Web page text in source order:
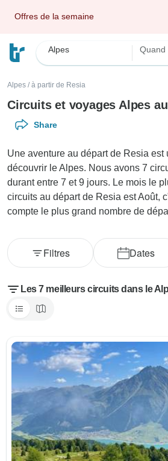
Offres de la semaine
Alpes Quand
Alpes / à partir de Resia
Circuits et voyages Alpes
Share
Une aventure au départ de Resia est
découvrir le Alpes. Nous avons 7
durant entre 7 et 9 jours. Le mois le
circuits au départ de Resia est Août,
compte le plus grand nombre de
Dates
Filtres
Les 7 meilleurs circuits dans le